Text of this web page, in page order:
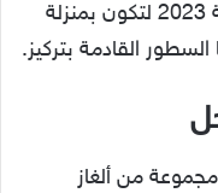
على مجموعة من ألغاز مع الحل صعبة 2023 لتكون بمنزلة
القادمة بتركيز.
من ألغاز